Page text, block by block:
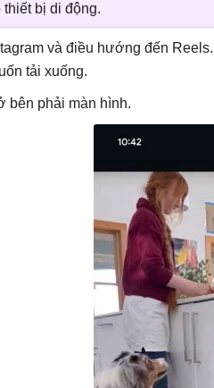
bị di động.
và điều hướng đến
tải xuống.
bên phải màn hình.